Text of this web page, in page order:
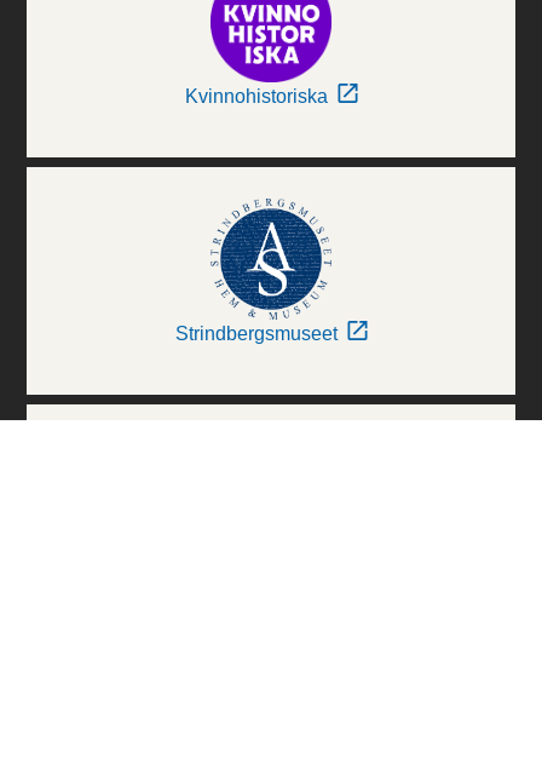
Kvinnohistoriska
Strindbergsmuseet